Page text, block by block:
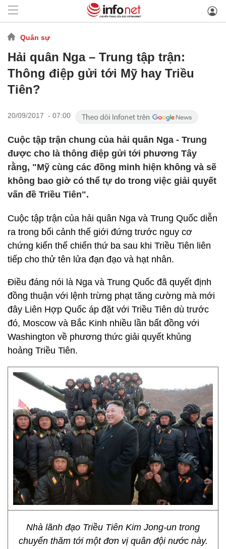
Quân sự
Hải quân Nga – Trung tập trận:
Thông điệp gửi tới Mỹ hay Triều
Tiên?
20/09/2017 - 07:00
Cuộc tập trận chung của hải quân Nga - Trung
được cho là thông điệp gửi tới phương Tây
rằng, "Mỹ cùng các đồng minh hiện không và sẽ
không bao giờ có thể tự do trong việc giải quyết
vấn đề Triều Tiên".
Cuộc tập trận của hải quân Nga và Trung Quốc diễn
ra trong bối cảnh thế giới đứng trước nguy cơ
chứng kiến thế chiến thứ ba sau khi Triều Tiên liên
tiếp cho thử tên lửa đạn đạo và hạt nhân.
Điều đáng nói là Nga và Trung Quốc đã quyết định
đồng thuận với lệnh trừng phạt tăng cường mà mới
đây Liên Hợp Quốc áp đặt với Triều Tiên dù trước
đó, Moscow và Bắc Kinh nhiều lần bất đồng với
Washington về phương thức giải quyết khủng
hoảng Triều Tiên.
Nhà lãnh đạo Triều Tiên Kim Jong-un trong
chuyến thăm tới một đơn vị quân đội nước này.